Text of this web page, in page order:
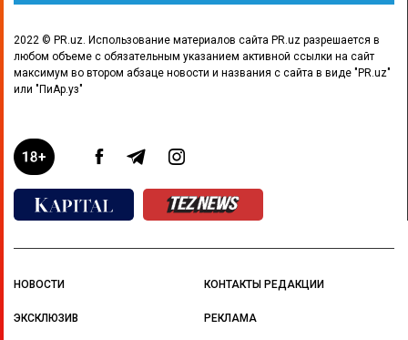
2022 © PR.uz. Использование материалов сайта PR.uz разрешается в
любом объеме с обязательным указанием активной ссылки на сайт
максимум во втором абзаце новости и названия с сайта в виде "PR.uz"
или "ПиАр.уз"
НОВОСТИ
ЭКСКЛЮЗИВ
КОНТАКТЫ РЕДАКЦИИ
РЕКЛАМА